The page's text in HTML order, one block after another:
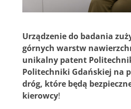
Urządzenie do badania
górnych warstw
unikalny patent
Politechniki Gdańskiej na
dróg, które będą
kierowcy!